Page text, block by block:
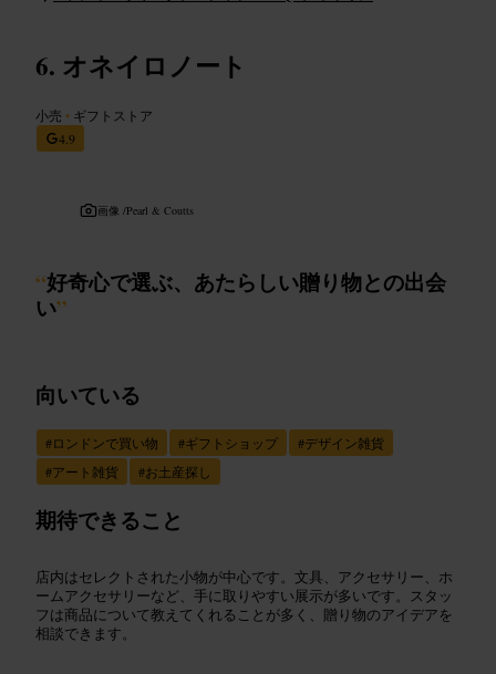
オネイロノート
小売 • ギフトストア
4.9
画像 /Pearl & Coutts
“好奇心で選ぶ、あたらしい贈り物との出会
い”
向いている
#ロンドンで買い物 #ギフトショップ #デザイン雑貨
#アート雑貨 #お土産探し
期待できること
店内はセレクトされた小物が中心です。文具、アクセサリー、ホ
ームアクセサリーなど、手に取りやすい展示が多いです。スタッ
フは商品について教えてくれることが多く、贈り物のアイデアを
相談できます。